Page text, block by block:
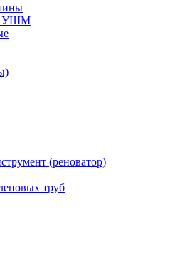
УШМ
(реноватор)
труб